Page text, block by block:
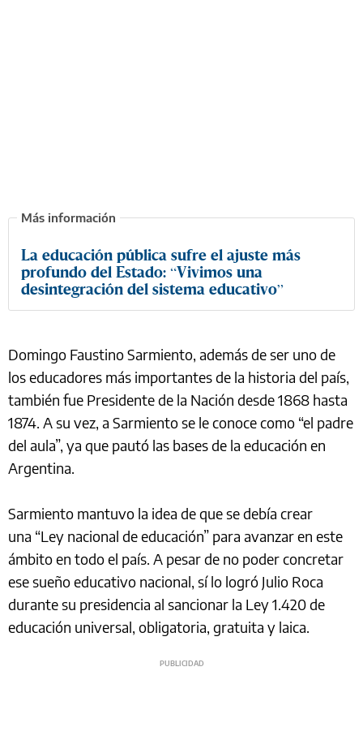
La educación pública sufre el ajuste más
profundo del Estado: “Vivimos una
desintegración del sistema educativo”
Domingo Faustino Sarmiento, además de ser uno de
los educadores más importantes de la historia del país,
también fue Presidente de la Nación desde 1868 hasta
1874. A su vez, a Sarmiento se le conoce como “el padre
del aula”, ya que pautó las bases de la educación en
Argentina.
Sarmiento mantuvo la idea de que se debía crear
una “Ley nacional de educación” para avanzar en este
ámbito en todo el país. A pesar de no poder concretar
ese sueño educativo nacional, sí lo logró Julio Roca
durante su presidencia al sancionar la Ley 1.420 de
educación universal, obligatoria, gratuita y laica.